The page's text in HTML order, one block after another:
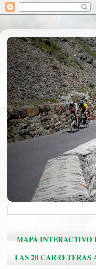
MAPA INTERACTIVO
LAS 20 CARRETERAS